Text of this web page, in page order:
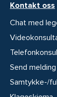
Kontakt oss
Chat med
Send melding
Samtykke-/